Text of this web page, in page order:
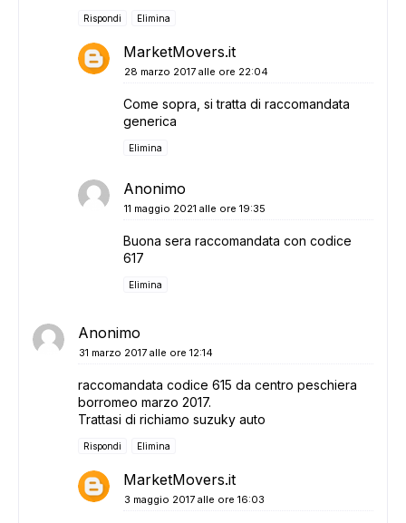
Rispondi Elimina
MarketMovers.it
28 marzo 2017 alle ore 22:04
Come sopra, si tratta di raccomandata
generica
Elimina
Anonimo
11 maggio 2021 alle ore 19:35
Buona sera raccomandata con codice
617
Elimina
Anonimo
31 marzo 2017 alle ore 12:14
raccomandata codice 615 da centro peschiera
borromeo marzo 2017.
Trattasi di richiamo suzuky auto
Rispondi Elimina
MarketMovers.it
3 maggio 2017 alle ore 16:03